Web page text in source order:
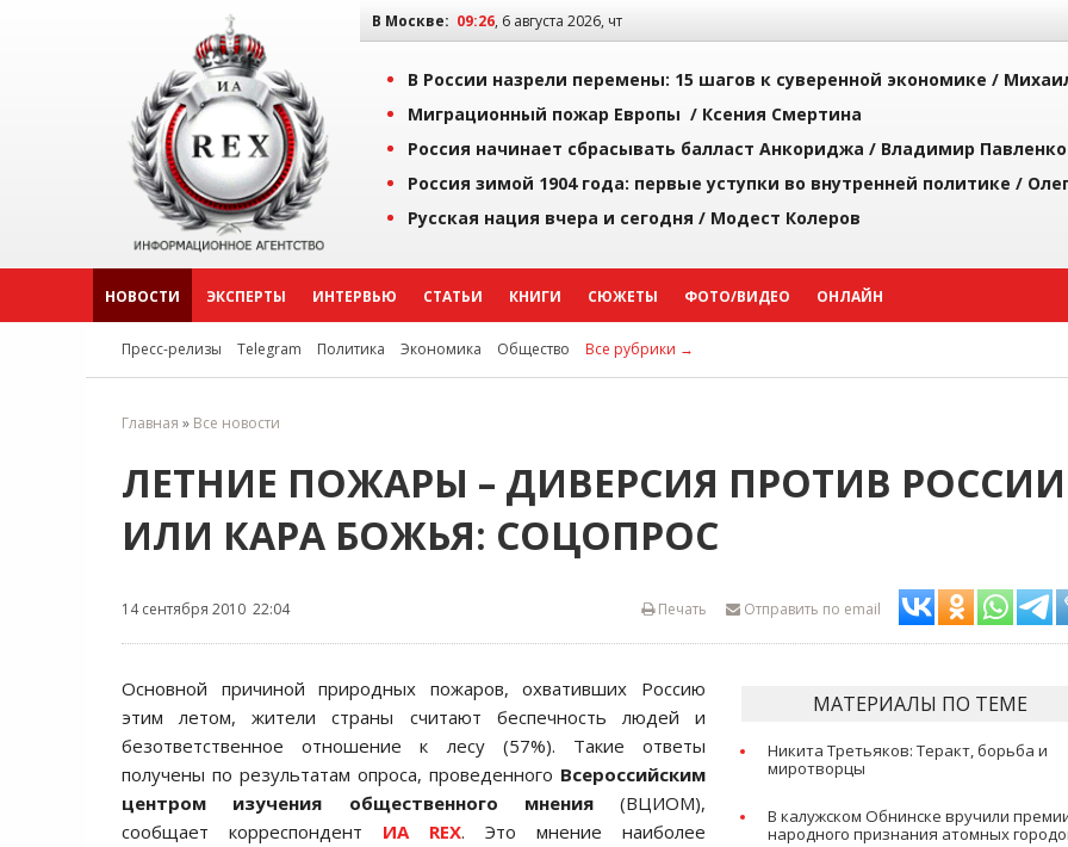
В Москве: 09:26, 6 августа 2026, чт
В России назрели перемены: 15 шагов к суверенной экономике /
Миграционный пожар Европы / Ксения Смертина
Россия начинает сбрасывать балласт Анкориджа / Владимир Павленко
Россия зимой 1904 года: первые уступки во внутренней политике /
Русская нация вчера и сегодня / Модест Колеров
НОВОСТИ ЭКСПЕРТЫ ИНТЕРВЬЮ СТАТЬИ КНИГИ СЮЖЕТЫ ФОТО/ВИДЕО ОНЛАЙН
Пресс-релизы Telegram Политика Экономика Общество Все рубрики →
Главная » Все новости
ЛЕТНИЕ ПОЖАРЫ – ДИВЕРСИЯ ПРОТИВ РОССИИ
ИЛИ КАРА БОЖЬЯ: СОЦОПРОС
14 сентября 2010 22:04 Отправить по email
Печать
МАТЕРИАЛЫ ПО ТЕМЕ
Никита Третьяков: Теракт, борьба и
миротворцы
В калужском Обнинске вручили
народного признания атомных
Основной причиной природных пожаров, охвативших Россию
этим летом, жители страны считают беспечность людей и
безответственное отношение к лесу (57%). Такие ответы
получены по результатам опроса, проведенного Всероссийским
центром изучения общественного мнения(ВЦИОМ),
сообщает корреспондент ИА REX. Это мнение наиболее